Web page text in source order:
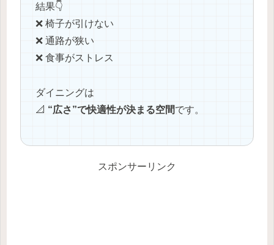
結果👇
❌ 椅子が引けない
❌ 通路が狭い
❌ 食事がストレス
ダイニングは
📐 “広さ”で快適性が決まる空間です。
スポンサーリンク